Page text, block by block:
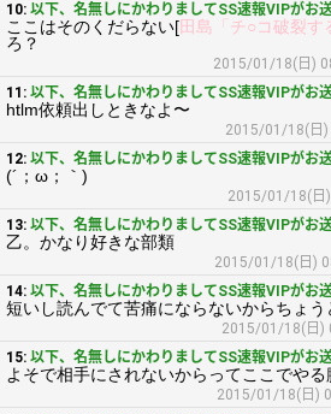
10: 以下、名無しにかわりましてSS速報VIPがお
ここはそのくだらない[田島「チ○コ破裂す
ろ？
2015/01/18(日)
11: 以下、名無しにかわりましてSS速報VIPがお
htlm依頼出しときなよ〜
2015/01/18(日)
12: 以下、名無しにかわりましてSS速報VIPがお
(´；ω；｀)
2015/01/18(日
13: 以下、名無しにかわりましてSS速報VIPがお
乙。かなり好きな部類
2015/01/18(日)
14: 以下、名無しにかわりましてSS速報VIPがお
短いし読んでて苦痛にならないからちょう
2015/01/18(日)
15: 以下、名無しにかわりましてSS速報VIPがお
よそで相手にされないからってここでや
2015/01/18(日)